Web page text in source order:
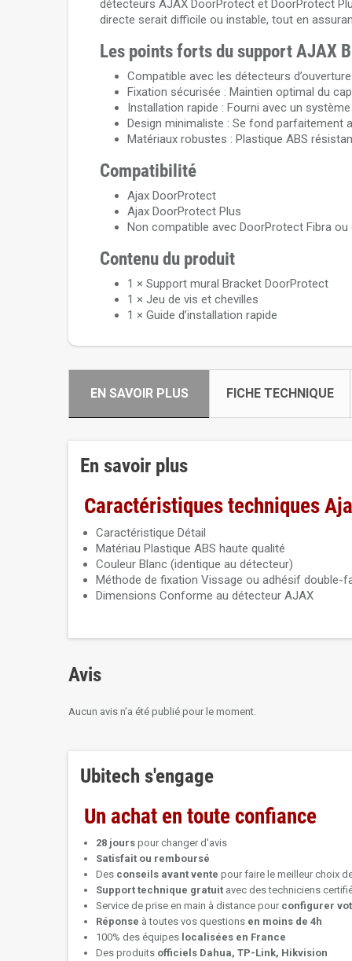
détecteurs AJAX DoorProtect et DoorProtect
directe serait difficile ou instable, tout en
Les points forts du support AJAX
Compatible avec les détecteurs
Fixation sécurisée : Maintien optimal du
Installation rapide : Fourni avec un
Design minimaliste : Se fond parfaitement
Matériaux robustes : Plastique ABS
Compatibilité
Ajax DoorProtect
Ajax DoorProtect Plus
Non compatible avec DoorProtect Fibra
Contenu du produit
1 × Support mural Bracket DoorProtect
1 × Jeu de vis et chevilles
1 × Guide d’installation rapide
EN SAVOIR PLUS FICHE TECHNIQUE
En savoir plus
Caractéristiques techniques
Caractéristique Détail
Matériau Plastique ABS haute qualité
Couleur Blanc (identique au détecteur)
Méthode de fixation Vissage ou adhésif double-
Dimensions Conforme au détecteur AJAX
Avis
Aucun avis n'a été publié pour le moment.
Ubitech s'engage
Un achat en toute confiance
28 jours pour changer d'avis
Satisfait ou remboursé
Des conseils avant vente pour faire le meilleur choix
Support technique gratuit avec des techniciens
Service de prise en main à distance pour configurer
Réponse à toutes vos questions en moins de 4h
100% des équipes localisées en France
Des produits officiels Dahua, TP-Link, Hikvision